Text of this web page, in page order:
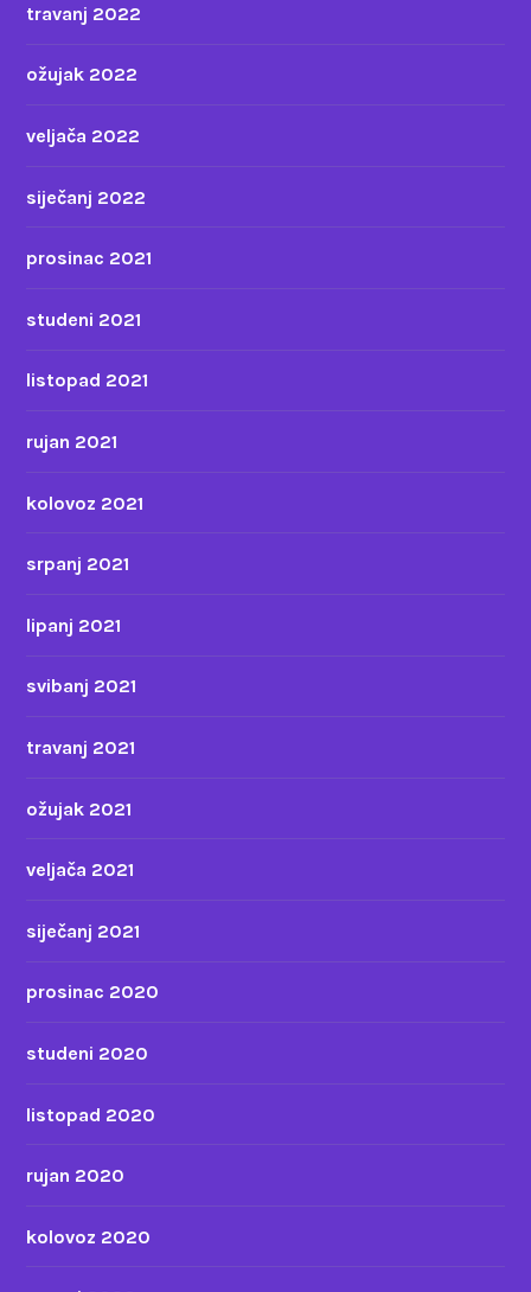
travanj 2022
ožujak 2022
veljača 2022
siječanj 2022
prosinac 2021
studeni 2021
listopad 2021
rujan 2021
kolovoz 2021
srpanj 2021
lipanj 2021
svibanj 2021
travanj 2021
ožujak 2021
veljača 2021
siječanj 2021
prosinac 2020
studeni 2020
listopad 2020
rujan 2020
kolovoz 2020